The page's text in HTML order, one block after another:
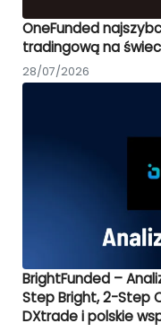
OneFunded
tradingową na
28/07/2026
BrightFunded –
Step Bright, 2-Step
DXtrade i polskie